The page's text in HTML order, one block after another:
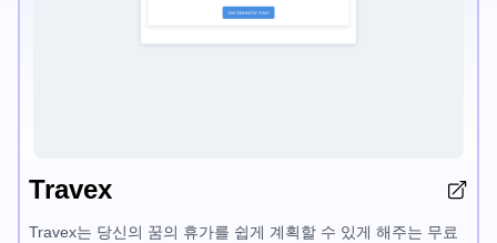
Travex
Travex는 당신의 꿈의 휴가를 쉽게 계획할 수 있게 해주는 무료